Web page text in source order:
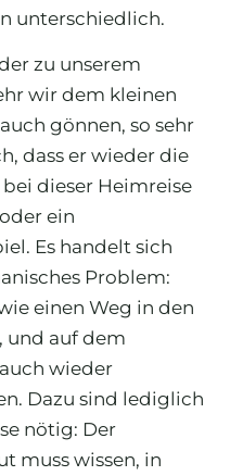
unterschiedlich.
zu unserem
wir dem kleinen
gönnen, so sehr
dass er wieder die
dieser Heimreise
ein
Es handelt sich
Problem:
einen Weg in den
und auf dem
wieder
Dazu sind lediglich
nötig: Der
muss wissen, in